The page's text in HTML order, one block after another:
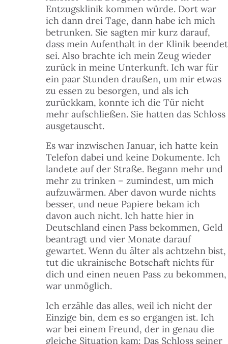
Entzugsklinik kommen würde. Dort war
ich dann drei Tage, dann habe ich mich
betrunken. Sie sagten mir kurz darauf,
dass mein Aufenthalt in der Klinik beendet
sei. Also brachte ich mein Zeug wieder
zurück in meine Unterkunft. Ich war für
ein paar Stunden draußen, um mir etwas
zu essen zu besorgen, und als ich
zurückkam, konnte ich die Tür nicht
mehr aufschließen. Sie hatten das Schloss
ausgetauscht.
Es war inzwischen Januar, ich hatte kein
Telefon dabei und keine Dokumente. Ich
landete auf der Straße. Begann mehr und
mehr zu trinken – zumindest, um mich
aufzuwärmen. Aber davon wurde nichts
besser, und neue Papiere bekam ich
davon auch nicht. Ich hatte hier in
Deutschland einen Pass bekommen, Geld
beantragt und vier Monate darauf
gewartet. Wenn du älter als achtzehn bist,
tut die ukrainische Botschaft nichts für
dich und einen neuen Pass zu bekommen,
war unmöglich.
Ich erzähle das alles, weil ich nicht der
Einzige bin, dem es so ergangen ist. Ich
war bei einem Freund, der in genau die
gleiche Situation kam: Das Schloss seiner